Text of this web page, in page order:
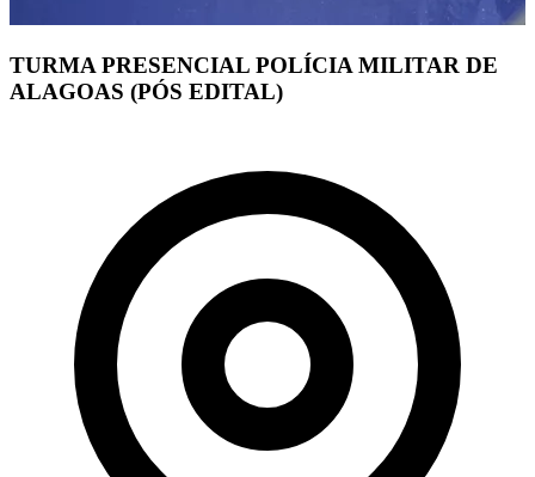
TURMA PRESENCIAL POLÍCIA MILITAR DE
ALAGOAS (PÓS EDITAL)